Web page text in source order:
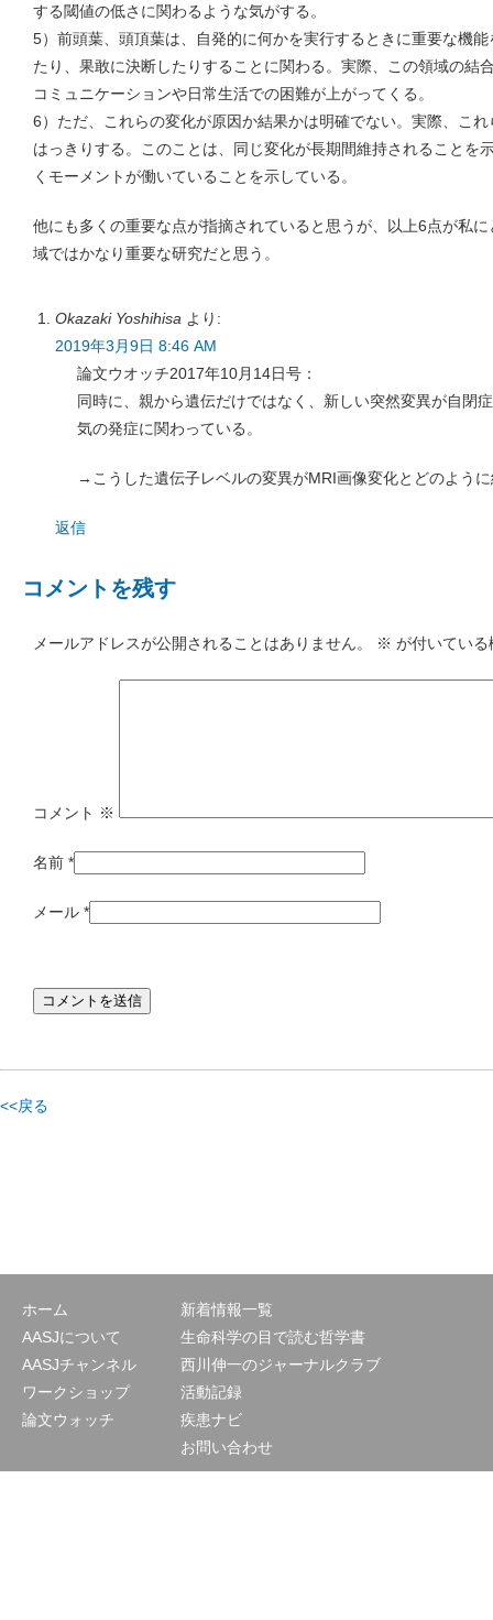
する閾値の低さに関わるような気がする。
5）前頭葉、頭頂葉は、自発的に何かを実行するときに重要な機
たり、果敢に決断したりすることに関わる。実際、この領域の結
コミュニケーションや日常生活での困難が上がってくる。
6）ただ、これらの変化が原因か結果かは明確でない。実際、こ
はっきりする。このことは、同じ変化が長期間維持されることを
くモーメントが働いていることを示している。
他にも多くの重要な点が指摘されていると思うが、以上6点が私
域ではかなり重要な研究だと思う。
Okazaki Yoshihisa より:
2019年3月9日 8:46 AM
論文ウオッチ2017年10月14日号：
同時に、親から遺伝だけではなく、新しい突然変異が自閉
気の発症に関わっている。
→こうした遺伝子レベルの変異がMRI画像変化とどのよう
返信
コメントを残す
メールアドレスが公開されることはありません。 ※ が付いてい
コメント ※
名前 *
メール *
<<戻る
ホーム
AASJについて
AASJチャンネル
ワークショップ
論文ウォッチ
新着情報一覧
生命科学の目で読む哲学書
西川伸一のジャーナルクラブ
活動記録
疾患ナビ
お問い合わせ